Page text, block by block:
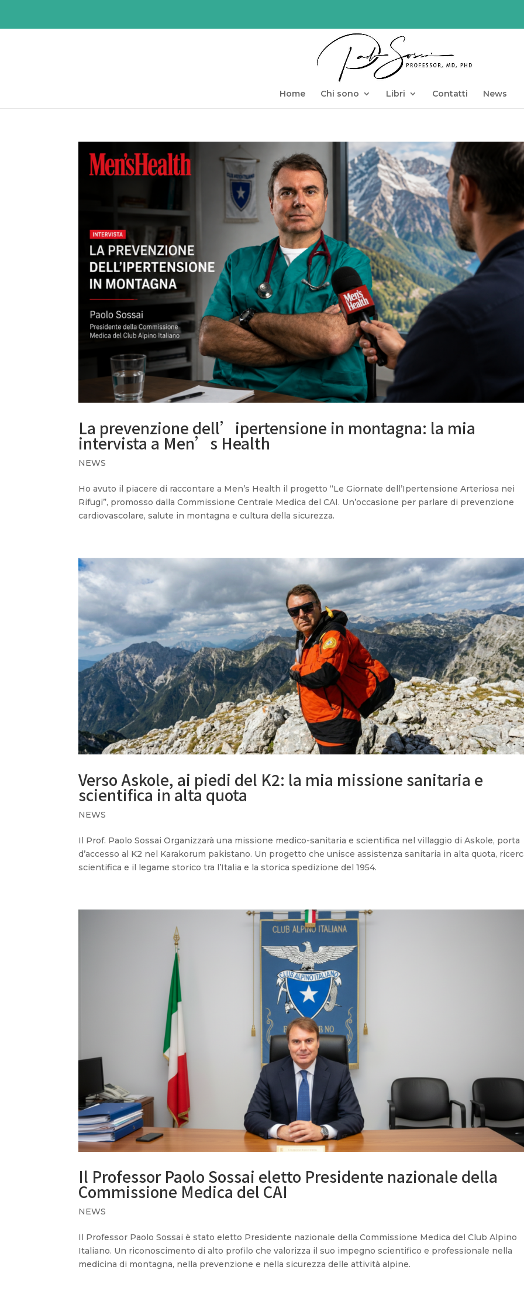
Home Chi sono Libri Contatti News
La prevenzione dell’ipertensione in montagna: la mia
intervista a Men’s Health
NEWS
Ho avuto il piacere di raccontare a Men’s Health il progetto “Le Giornate dell’Ipertensione Arteriosa nei
Rifugi”, promosso dalla Commissione Centrale Medica del CAI. Un’occasione per parlare di prevenzione
cardiovascolare, salute in montagna e cultura della sicurezza.
Verso Askole, ai piedi del K2: la mia missione sanitaria e
scientifica in alta quota
NEWS
Il Prof. Paolo Sossai Organizzarà una missione medico-sanitaria e scientifica nel villaggio di Askole, porta
d’accesso al K2 nel Karakorum pakistano. Un progetto che unisce assistenza sanitaria in alta quota,
scientifica e il legame storico tra l’Italia e la storica spedizione del 1954.
Il Professor Paolo Sossai eletto Presidente nazionale della
Commissione Medica del CAI
NEWS
Il Professor Paolo Sossai è stato eletto Presidente nazionale della Commissione Medica del Club Alpino
Italiano. Un riconoscimento di alto profilo che valorizza il suo impegno scientifico e professionale nella
medicina di montagna, nella prevenzione e nella sicurezza delle attività alpine.